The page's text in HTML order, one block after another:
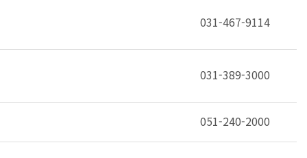
031-467-9114
031-389-3000
051-240-2000